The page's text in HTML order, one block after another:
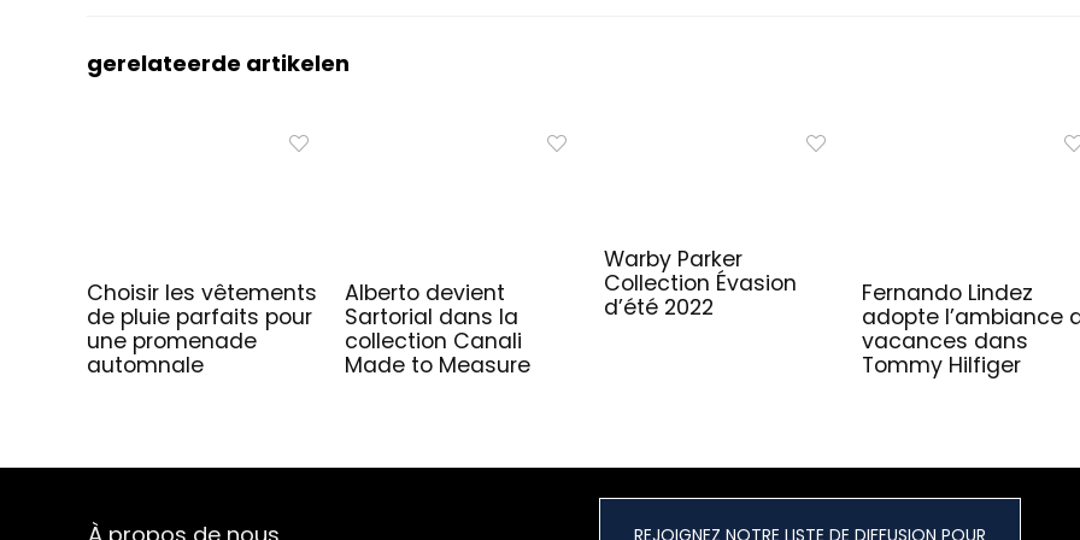
gerelateerde artikelen
Choisir les vêtements
de pluie parfaits pour
une promenade
automnale
Alberto devient
Sartorial dans la
collection Canali
Made to Measure
Warby Parker
Collection Évasion
d’été 2022
Fernando Lindez
adopte l’ambiance
vacances dans
Tommy Hilfiger
REJOIGNEZ NOTRE LISTE DE DIFFUSION POUR